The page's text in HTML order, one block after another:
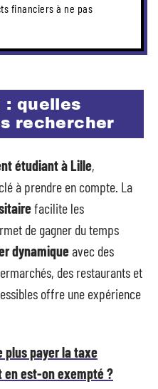
financiers à ne pas
: quelles
rechercher
étudiant à Lille,
à prendre en compte. La
facilite les
de gagner du temps
dynamiqueavec des
des restaurants et
offre une expérience
plus payer la taxe
est-on exempté ?